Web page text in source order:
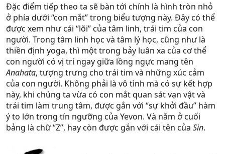
Đặc điểm tiếp theo ta sẽ bàn tới chính là hình tròn nhỏ
ở phía dưới “con mắt” trong biểu tượng này. Đây có thể
được xem như cái “lõi” của tâm linh, trái tim của con
người. Trong tâm linh học và tâm lý học, cũng như là
thiền định yoga, thì một trong bảy luân xa của cơ thể
con người có vị trí ngay giữa lồng ngực mang tên
Anahata, tượng trưng cho trái tim và những xúc cảm
của con người. Không phải là vô tình mà có sự kết hợp
này, khi chúng ta vừa có con mắt quan sát vạn vật và
trái tim làm trung tâm, được gắn với “sự khởi đầu” hàm
ý to lớn trong tín ngưỡng của Yevon. Và nằm ở cuối
bảng là chữ “Z”, hay còn được gắn với cái tên của Sin.